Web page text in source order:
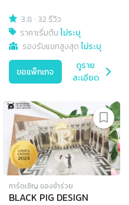
3.8 · 32 รีวิว
ราคาเริ่มต้นไม่ระบุ
รองรับแขกสูงสุดไม่ระบุ
ขอแพ็กเกจ
ดูราย
ละเอียด
การ์ดเชิญ​ ของชำร่วย
BLACK PIG DESIGN